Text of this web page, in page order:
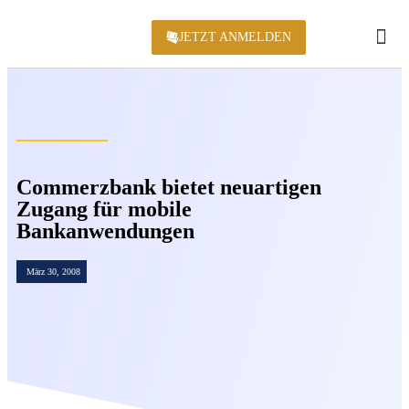
JETZT ANMELDEN
Commerzbank bietet neuartigen
Zugang für mobile
Bankanwendungen
März 30, 2008